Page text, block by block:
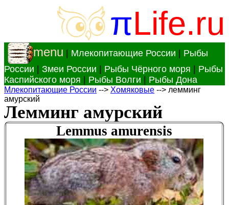
πLife.ru
menu Млекопитающие России
Рыбы
России
Змеи России Рыбы Чёрного моря
Рыбы
Каспийского моря
Рыбы Волги Рыбы Дона
Млекопитающие России --> Хомяковые --> лемминг
амурский
Лемминг амурский
Lemmus amurensis